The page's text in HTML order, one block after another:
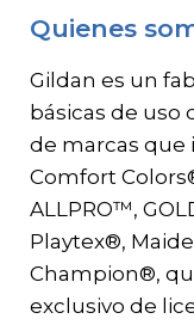
Gildan y
Quienes
Gildan es un
básicas de uso
de marcas que
Comfort
ALLPRO™,
Playtex®,
Champion®,
exclusivo de